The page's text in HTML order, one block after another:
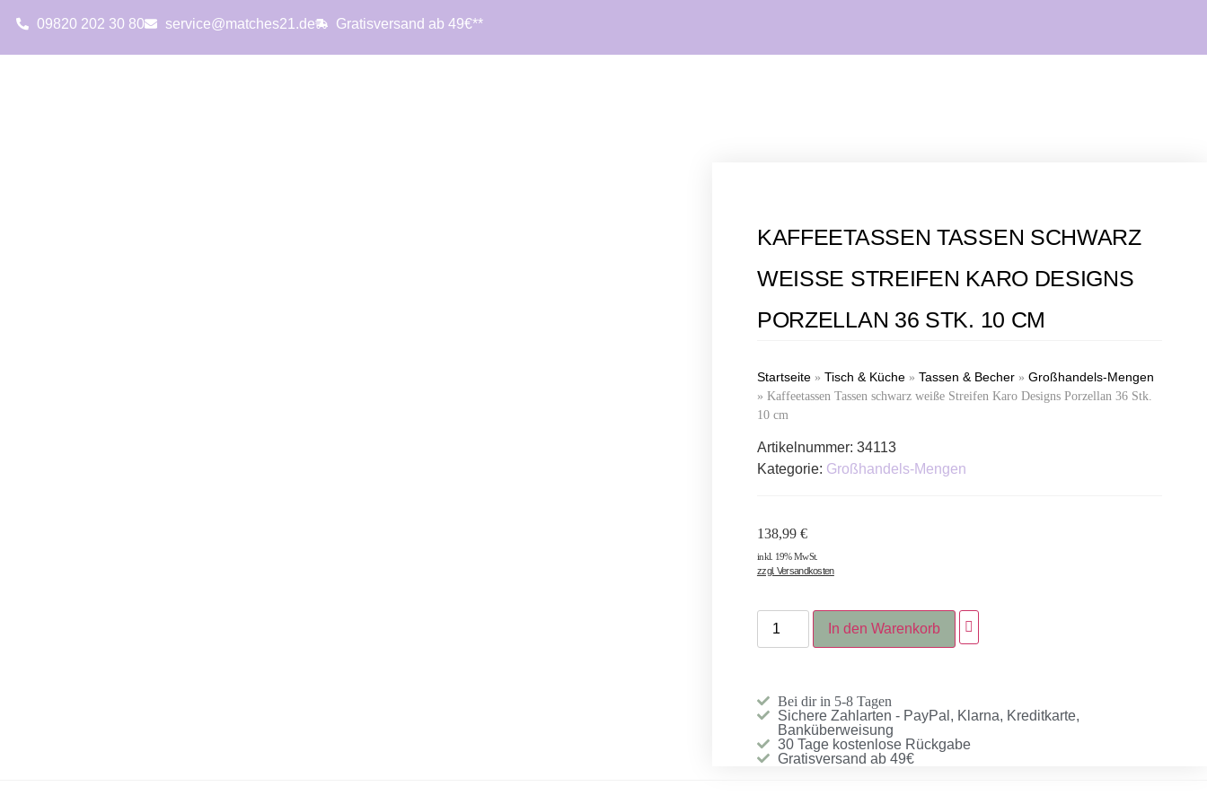
09820 202 30 80 service@matches21.de Gratisversand ab 49€**
KAFFEETASSEN TASSEN SCHWARZ
WEISSE STREIFEN KARO DESIGNS P
ORZELLAN 36 STK. 10 CM
Startseite» Tisch & Küche» Tassen & Becher» Großhandels-Mengen
» Kaffeetassen Tassen schwarz weiße Streifen Karo Designs Porzellan 36 Stk.
10 cm
Artikelnummer: 34113
Kategorie: Großhandels-Mengen
138,99 €
inkl. 19% MwSt.
zzgl. Versandkosten
In den Warenkorb
Bei dir in 5-8 Tagen
Sichere Zahlarten - PayPal, Klarna, Kreditkarte,
Banküberweisung
30 Tage kostenlose Rückgabe
Gratisversand ab 49€